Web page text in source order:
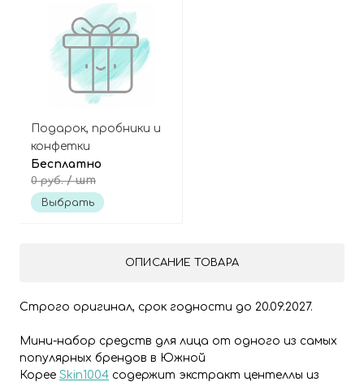
Подарок, пробники и
конфетки
Бесплатно
0 руб./ шт
Выбрать
ОПИСАНИЕ ТОВАРА
Строго оригинал, срок годности до 20.09.2027.
Мини-набор средств для лица от одного из самых
популярных брендов в Южной
Корее Skin1004 содержит экстракт центеллы из